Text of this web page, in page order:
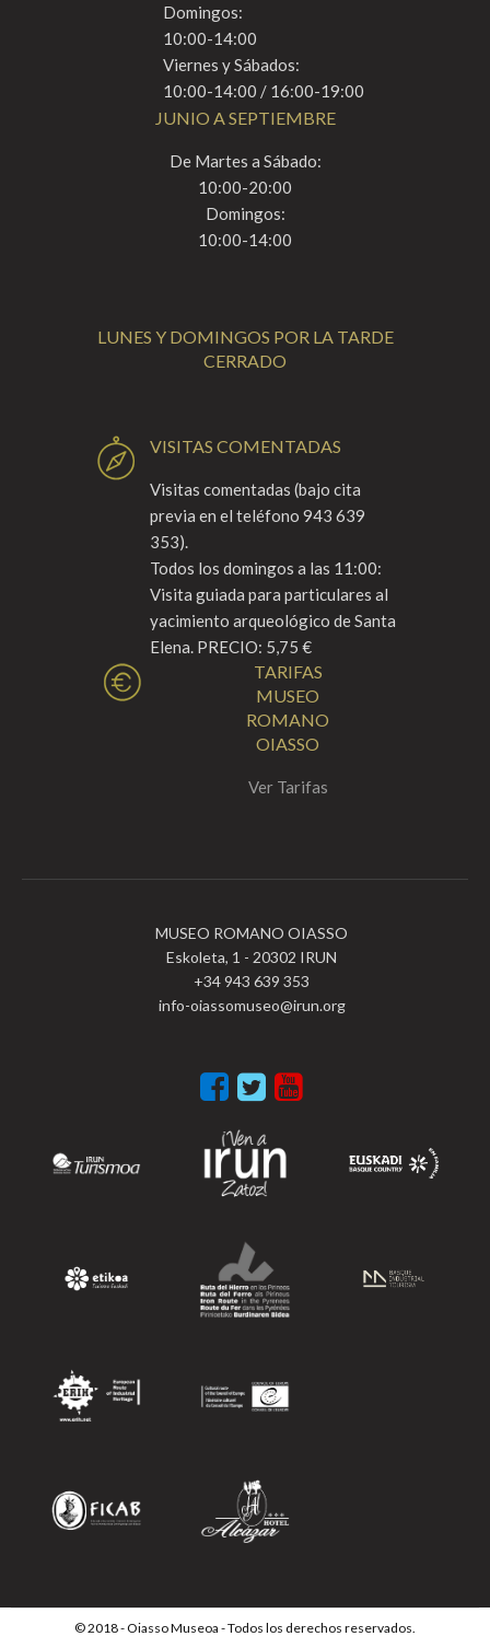
Domingos:
10:00-14:00
Viernes y Sábados:
10:00-14:00 / 16:00-19:00
JUNIO A SEPTIEMBRE
De Martes a Sábado:
10:00-20:00
Domingos:
10:00-14:00
LUNES Y DOMINGOS POR LA TARDE
CERRADO
VISITAS COMENTADAS
Visitas comentadas (bajo cita
previa en el teléfono 943 639
353).
Todos los domingos a las 11:00:
Visita guiada para particulares al
yacimiento arqueológico de Santa
Elena. PRECIO: 5,75 €
TARIFAS
MUSEO
ROMANO
OIASSO
Ver Tarifas
MUSEO ROMANO OIASSO
Eskoleta, 1 - 20302 IRUN
+34 943 639 353
© 2018 - Oiasso Museoa - Todos los derechos reservados.